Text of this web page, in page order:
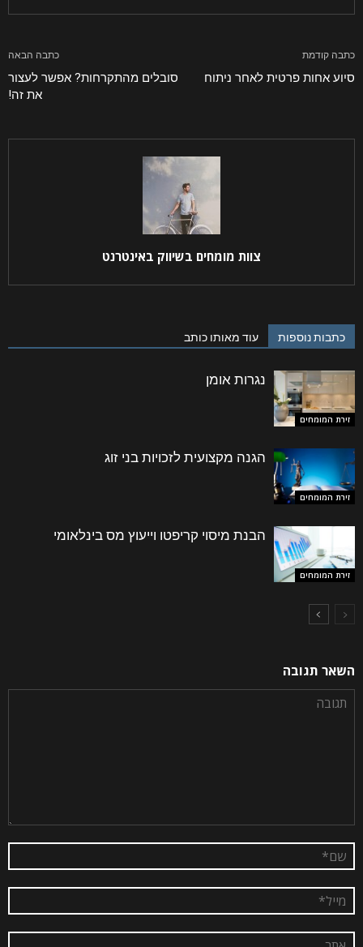
כתבה קודמת
סיוע אחות פרטית לאחר ניתוח
כתבה הבאה
סובלים מהתקרחות? אפשר לעצור
את זה!
צוות מומחים בשיווק באינטרנט
כתבות נוספות עוד מאותו כותב
זירת המומחים
נגרות אומן
זירת המומחים
הגנה מקצועית לזכויות בני זוג
זירת המומחים
הבנת מיסוי קריפטו וייעוץ מס בינלאומי
השאר תגובה
קראתי ואני מאשר/ת אתמדיניות הפרטיות